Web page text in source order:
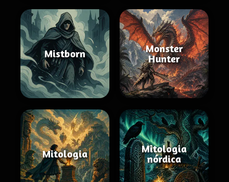
Mistborn
Monster
Hunter
Mitologia
Mitologia
nórdica